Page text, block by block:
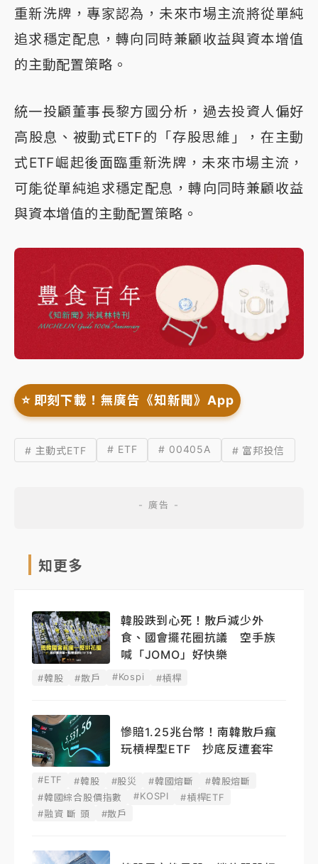
重新洗牌，專家認為，未來市場主流將從單純
追求穩定配息，轉向同時兼顧收益與資本增值
的主動配置策略。
統一投顧董事長黎方國分析，過去投資人偏好
高股息、被動式ETF的「存股思維」，在主動
式ETF崛起後面臨重新洗牌，未來市場主流，
可能從單純追求穩定配息，轉向同時兼顧收益
與資本增值的主動配置策略。
⭐️ 即刻下載！無廣告《知新聞》App
# 主動式ETF # ETF # 00405A # 富邦投信
知更多
韓股跌到心死！散戶減少外
食、國會擺花圈抗議 空手族
喊「JOMO」好快樂
#韓股 #散戶 #Kospi #槓桿
慘賠1.25兆台幣！南韓散戶瘋
玩槓桿型ETF 抄底反遭套牢
#ETF #韓股 #股災 #韓國熔斷
#韓股熔斷
#韓國綜合股價指數
#KOSPI
#槓桿ETF
#融資 斷 頭
#散戶